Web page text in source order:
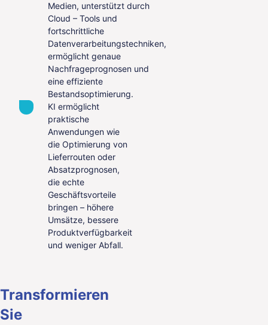
Medien, unterstützt durch
Cloud – Tools und
fortschrittliche
Datenverarbeitungstechniken,
ermöglicht genaue
Nachfrageprognosen und
eine effiziente
Bestandsoptimierung.
KI ermöglicht
praktische
Anwendungen wie
die Optimierung von
Lieferrouten oder
Absatzprognosen,
die echte
Geschäftsvorteile
bringen – höhere
Umsätze, bessere
Produktverfügbarkeit
und weniger Abfall.
Transformieren
Sie